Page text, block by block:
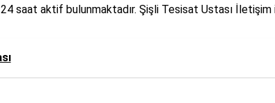
saat aktif bulunmaktadır. Şişli Tesisat Ustası